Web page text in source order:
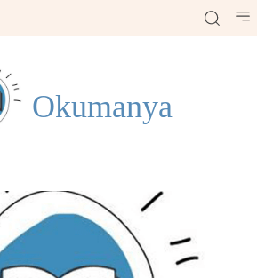
Okumanya